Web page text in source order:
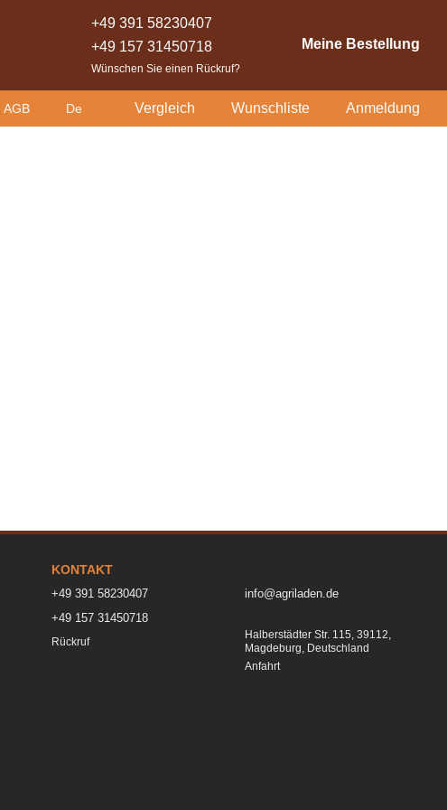
+49 391 58230407
+49 157 31450718
Wünschen Sie einen Rückruf?
Meine Bestellung
AGB
De Vergleich Wunschliste Anmeldung
KONTAKT
+49 391 58230407
+49 157 31450718
Rückruf
info@agriladen.de
Halberstädter Str. 115, 39112,
Magdeburg, Deutschland
Anfahrt